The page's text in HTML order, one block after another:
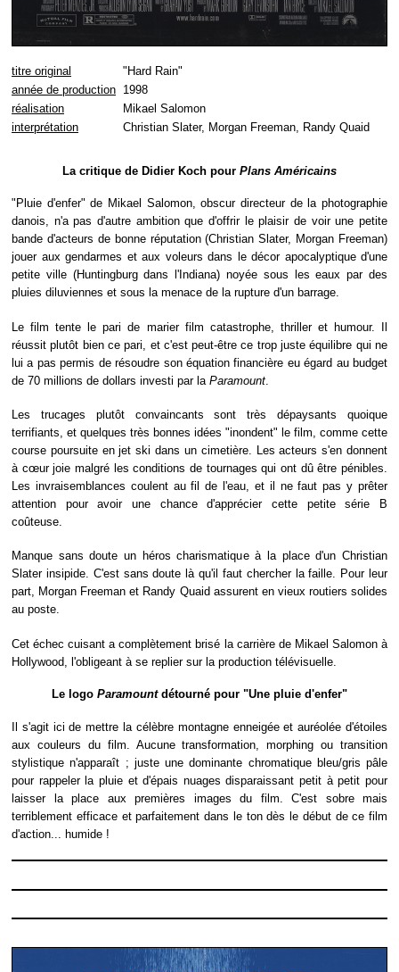
titre original
"Hard Rain"
année de production 1998
réalisation
Mikael Salomon
interprétation
Christian Slater, Morgan Freeman, Randy Quaid
La critique de Didier Koch pour Plans Américains
"Pluie d'enfer" de Mikael Salomon, obscur directeur de la photographie
danois, n'a pas d'autre ambition que d'offrir le plaisir de voir une petite
bande d'acteurs de bonne réputation (Christian Slater, Morgan Freeman)
jouer aux gendarmes et aux voleurs dans le décor apocalyptique d'une
petite ville (Huntingburg dans l'Indiana) noyée sous les eaux par des
pluies diluviennes et sous la menace de la rupture d'un barrage.
Le film tente le pari de marier film catastrophe, thriller et humour. Il
réussit plutôt bien ce pari, et c'est peut-être ce trop juste équilibre qui ne
lui a pas permis de résoudre son équation financière eu égard au budget
de 70 millions de dollars investi par la Paramount
Les trucages plutôt convaincants sont très dépaysants quoique
terrifiants, et quelques très bonnes idées "inondent" le film, comme cette
course poursuite en jet ski dans un cimetière. Les acteurs s'en donnent
à cœur joie malgré les conditions de tournages qui ont dû être pénibles.
Les invraisemblances coulent au fil de l'eau, et il ne faut pas y prêter
attention pour avoir une chance d'apprécier cette petite série B
coûteuse.
Manque sans doute un héros charismatique à la place d'un Christian
Slater insipide. C'est sans doute là qu'il faut chercher la faille. Pour leur
part, Morgan Freeman et Randy Quaid assurent en vieux routiers solides
au poste.
Cet échec cuisant a complètement brisé la carrière de Mikael Salomon à
Hollywood, l'obligeant à se replier sur la production télévisuelle.
Le logo Paramountdétourné pour "Une pluie d'enfer"
Il s'agit ici de mettre la célèbre montagne enneigée et auréolée d'étoiles
aux couleurs du film. Aucune transformation, morphing ou transition
stylistique n'apparaît ; juste une dominante chromatique bleu/gris pâle
pour rappeler la pluie et d'épais nuages disparaissant petit à petit pour
laisser la place aux premières images du film. C'est sobre mais
terriblement efficace et parfaitement dans le ton dès le début de ce film
d'action... humide !